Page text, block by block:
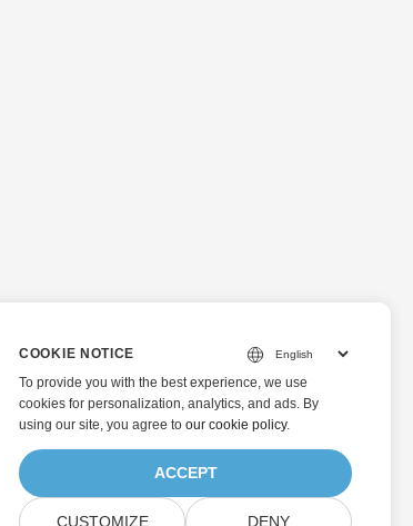
COOKIE NOTICE
To provide you with the best experience, we use
cookies for personalization, analytics, and ads. By
using our site, you agree to our cookie policy.
ACCEPT
CUSTOMIZE DENY